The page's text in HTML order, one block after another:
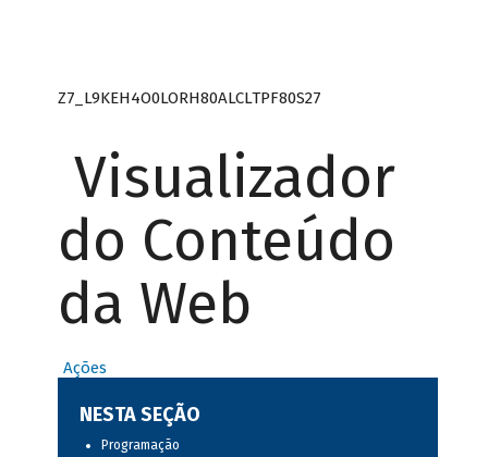
Z7_L9KEH4O0LORH80ALCLTPF80S27
Visualizador
do Conteúdo
da Web
Ações
NESTA SEÇÃO
Programação